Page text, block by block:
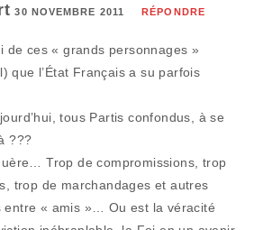
30 NOVEMBRE 2011 RÉPONDRE
de ces « grands personnages »
que l’État Français a su parfois
tous Partis confondus, à se
???
Trop de compromissions, trop
trop de marchandages et autres
entre « amis »… Ou est la véracité